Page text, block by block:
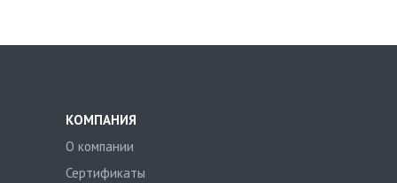
КОМПАНИЯ
О компании
Сертификаты